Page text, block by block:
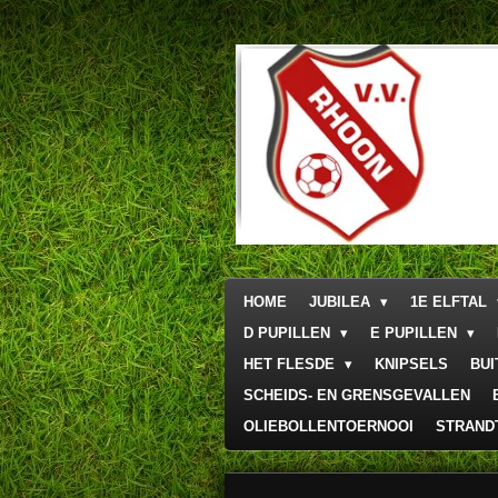
Ga
direct
naar
de
hoofdinhoud
HOME JUBILEA 1E ELFTAL
D PUPILLEN
E PUPILLEN
HET FLESDE
KNIPSELS
SCHEIDS- EN GRENSGEVALLEN
OLIEBOLLENTOERNOOI